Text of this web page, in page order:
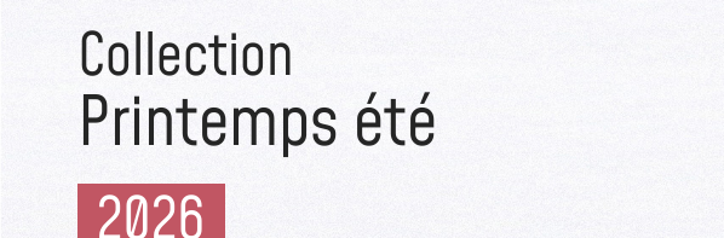
Collection
Printemps été